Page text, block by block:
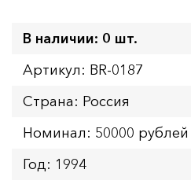
В наличии: 0 шт.
Артикул: BR-0187
Страна: Россия
Номинал: 50000 рублей
Год: 1994